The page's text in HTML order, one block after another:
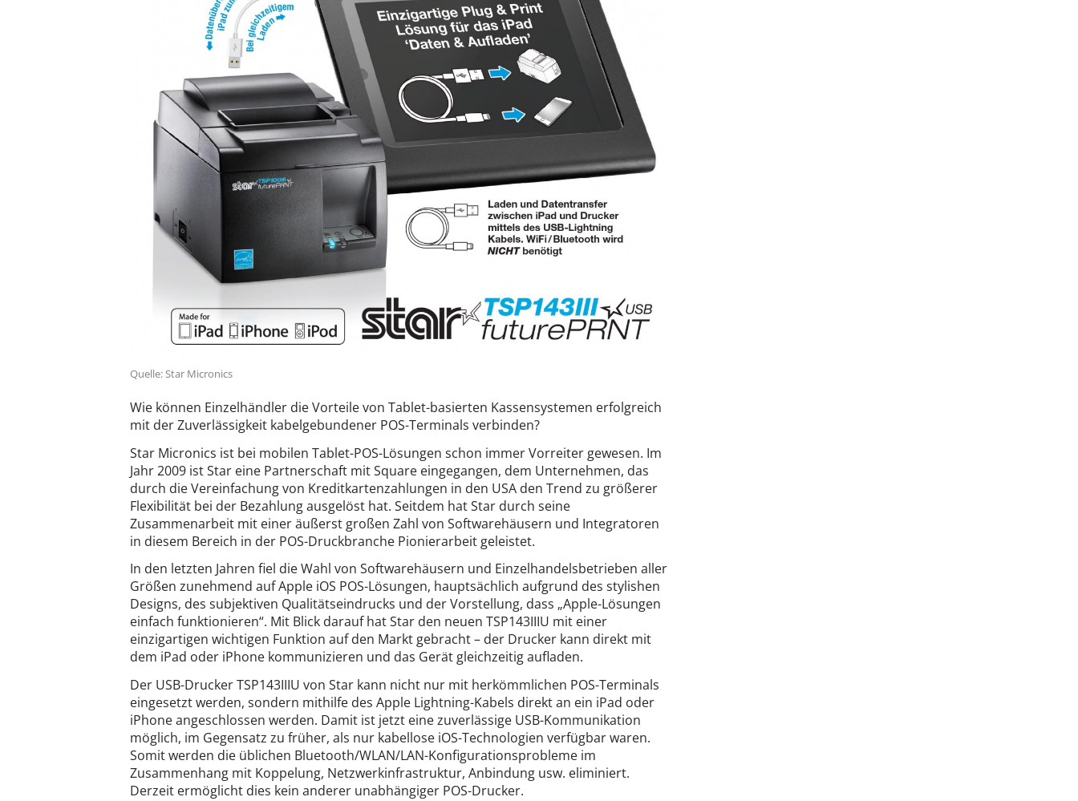
Quelle: Star Micronics
Wie können Einzelhändler die Vorteile von Tablet-basierten Kassensystemen erfolgreich
mit der Zuverlässigkeit kabelgebundener POS-Terminals verbinden?
Star Micronics ist bei mobilen Tablet-POS-Lösungen schon immer Vorreiter gewesen. Im
Jahr 2009 ist Star eine Partnerschaft mit Square eingegangen, dem Unternehmen, das
durch die Vereinfachung von Kreditkartenzahlungen in den USA den Trend zu größerer
Flexibilität bei der Bezahlung ausgelöst hat. Seitdem hat Star durch seine
Zusammenarbeit mit einer äußerst großen Zahl von Softwarehäusern und Integratoren
in diesem Bereich in der POS-Druckbranche Pionierarbeit geleistet.
In den letzten Jahren fiel die Wahl von Softwarehäusern und Einzelhandelsbetrieben aller
Größen zunehmend auf Apple iOS POS-Lösungen, hauptsächlich aufgrund des stylishen
Designs, des subjektiven Qualitätseindrucks und der Vorstellung, dass „Apple-Lösungen
einfach funktionieren“. Mit Blick darauf hat Star den neuen TSP143IIIU mit einer
einzigartigen wichtigen Funktion auf den Markt gebracht – der Drucker kann direkt mit
dem iPad oder iPhone kommunizieren und das Gerät gleichzeitig aufladen.
Der USB-Drucker TSP143IIIU von Star kann nicht nur mit herkömmlichen POS-Terminals
eingesetzt werden, sondern mithilfe des Apple Lightning-Kabels direkt an ein iPad oder
iPhone angeschlossen werden. Damit ist jetzt eine zuverlässige USB-Kommunikation
möglich, im Gegensatz zu früher, als nur kabellose iOS-Technologien verfügbar waren.
Somit werden die üblichen Bluetooth/WLAN/LAN-Konfigurationsprobleme im
Zusammenhang mit Koppelung, Netzwerkinfrastruktur, Anbindung usw. eliminiert.
Derzeit ermöglicht dies kein anderer unabhängiger POS-Drucker.